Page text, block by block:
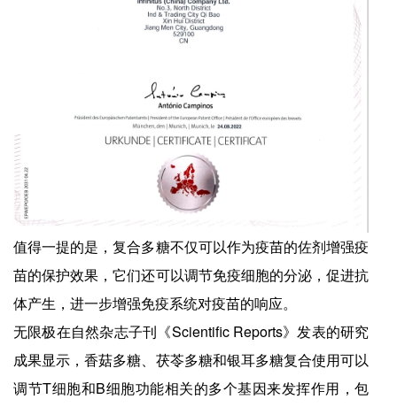
值得一提的是，复合多糖不仅可以作为疫苗的佐剂增强疫
苗的保护效果，它们还可以调节免疫细胞的分泌，促进抗
体产生，进一步增强免疫系统对疫苗的响应。
无限极在自然杂志子刊《Scientific Reports》发表的研究
成果显示，香菇多糖、茯苓多糖和银耳多糖复合使用可以
调节T细胞和B细胞功能相关的多个基因来发挥作用，包